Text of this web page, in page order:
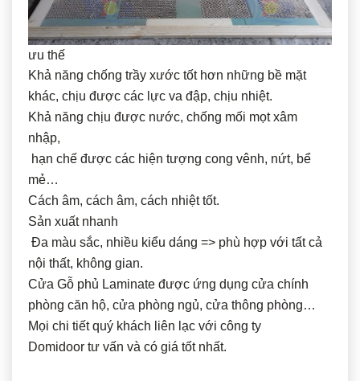
ưu thế
Khả năng chống trầy xước tốt hơn những bề mặt
khác, chịu được các lực va đập, chịu nhiệt.
Khả năng chịu được nước, chống mối mọt xâm
nhập,
hạn chế được các hiện tượng cong vênh, nứt, bể
mẻ…
Cách âm, cách âm, cách nhiệt tốt.
Sản xuất nhanh
Đa màu sắc, nhiều kiểu dáng => phù hợp với tất cả
nội thất, không gian.
Cửa Gỗ phủ Laminate được ứng dụng cửa chính
phòng căn hộ, cửa phòng ngủ, cửa thông phòng…
Mọi chi tiết quý khách liên lạc với công ty
Domidoor tư vấn và có giá tốt nhất.